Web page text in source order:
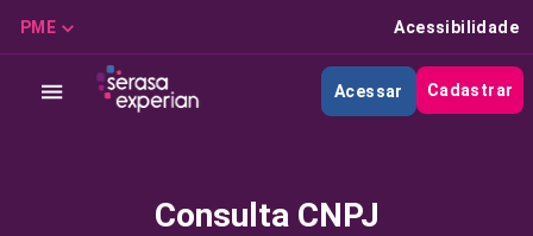
PME Acessibilidade
Acessar Cadastrar
Consulta CNPJ